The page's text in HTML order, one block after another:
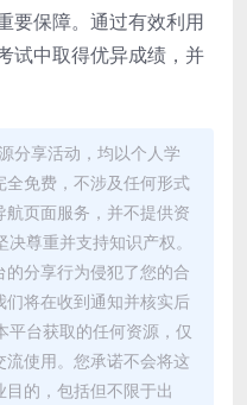
要保障。通过有效利用
试中取得优异成绩，并
分享活动，均以个人学
免费，不涉及任何形式
页面服务，并不提供资
尊重并支持知识产权。
分享行为侵犯了您的合
将在收到通知并核实后
平台获取的任何资源，仅
使用。您承诺不会将这
的，包括但不限于出